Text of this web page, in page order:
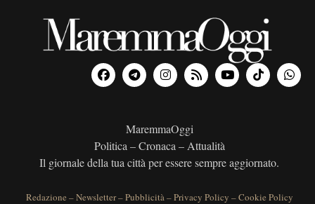
MaremmaOggi
Politica – Cronaca – Attualità
Il giornale della tua città per essere sempre aggiornato.
Redazione –Newsletter–Pubblicità–Privacy Policy –Cookie Policy